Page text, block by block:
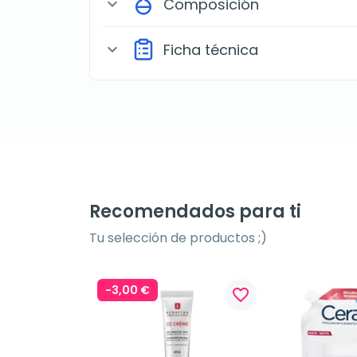
expand_more Composición
expand_more Ficha técnica
Recomendados para ti
Tu selección de productos ;)
-3,00 € favorite_border